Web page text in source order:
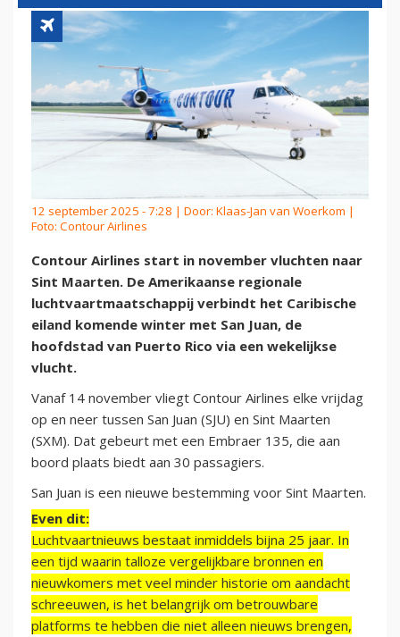
12 september 2025 - 7:28 | Door: Klaas-Jan van Woerkom |
Foto: Contour Airlines
Contour Airlines start in november vluchten naar
Sint Maarten. De Amerikaanse regionale
luchtvaartmaatschappij verbindt het Caribische
eiland komende winter met San Juan, de
hoofdstad van Puerto Rico via een wekelijkse
vlucht.
Vanaf 14 november vliegt Contour Airlines elke vrijdag
op en neer tussen San Juan (SJU) en Sint Maarten
(SXM). Dat gebeurt met een Embraer 135, die aan
boord plaats biedt aan 30 passagiers.
San Juan is een nieuwe bestemming voor Sint Maarten.
Even dit:
Luchtvaartnieuws bestaat inmiddels bijna 25 jaar. In
een tijd waarin talloze vergelijkbare bronnen en
nieuwkomers met veel minder historie om aandacht
schreeuwen, is het belangrijk om betrouwbare
platforms te hebben die niet alleen nieuws brengen,